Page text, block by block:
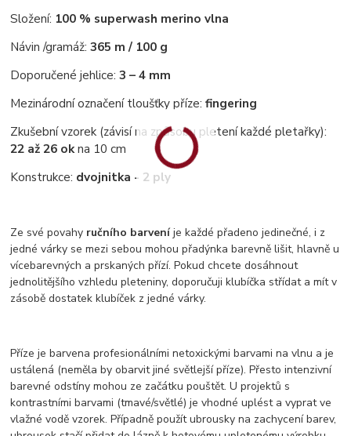
Složení: 100 % superwash merino vlna
Návin /gramáž: 365 m / 100 g
Doporučené jehlice:3 – 4 mm
Mezinárodní označení tloušťky příze:fingering
Zkušební vzorek (závisí na způsobu pletení každé pletařky):
22 až 26 okna 10 cm
Konstrukce: dvojnitka - 2 ply
Ze své povahy ručního barveníje každé přadeno jedinečné, i z
jedné várky se mezi sebou mohou přadýnka barevně lišit, hlavně u
vícebarevných a prskaných přízí. Pokud chcete dosáhnout
jednolitějšího vzhledu pleteniny, doporučuji klubíčka střídat a mít v
zásobě dostatek klubíček z jedné várky.
Příze je barvena profesionálními netoxickými barvami na vlnu a je
ustálená (neměla by obarvit jiné světlejší příze). Přesto intenzivní
barevné odstíny mohou ze začátku pouštět. U projektů s
kontrastními barvami (tmavé/světlé) je vhodné uplést a vyprat ve
vlažné vodě vzorek. Případně použít ubrousky na zachycení barev,